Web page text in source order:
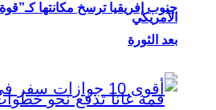
الأمريكي
جنوب إفريقيا ترسخ مكانتها
بعد الثورة